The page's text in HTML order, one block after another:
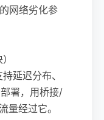
网络劣化参
延迟分布、
署，用桥接/
量经过它。